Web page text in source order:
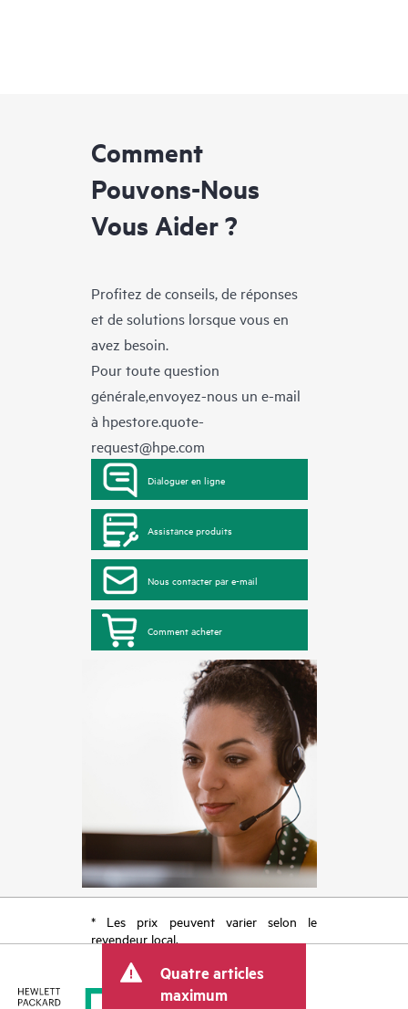
Comment
Pouvons-Nous
Vous Aider ?
Profitez de conseils, de réponses
et de solutions lorsque vous en
avez besoin.
Pour toute question
générale,envoyez-nous un e-mail
à hpestore.quote-
request@hpe.com
Dialoguer en ligne
Assistance produits
Nous contacter par e-mail
Comment acheter
* Les prix peuvent varier selon le
revendeur local.
Quatre articles
maximum